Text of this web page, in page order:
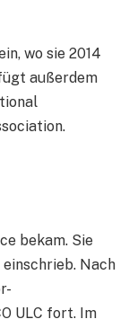
wo sie 2014
außerdem
bekam. Sie
Nach
ULC fort. Im